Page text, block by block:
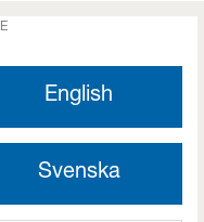
English
Svenska